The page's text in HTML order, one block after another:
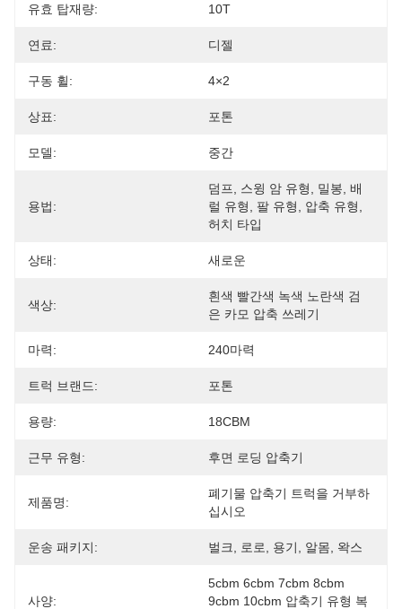
유효 탑재량: 10T
연료: 디젤
구동 휠: 4×2
상표: 포톤
모델: 중간
용법:
덤프, 스윙 암 유형, 밀봉, 배
럴 유형, 팔 유형, 압축 유형,
허치 타입
상태: 새로운
색상:
흰색 빨간색 녹색 노란색 검
은 카모 압축 쓰레기
마력: 240마력
트럭 브랜드: 포톤
용량: 18CBM
근무 유형: 후면 로딩 압축기
제품명:
폐기물 압축기 트럭을 거부하
십시오
운송 패키지: 벌크, 로로, 용기, 알몸, 왁스
사양:
5cbm 6cbm 7cbm 8cbm
9cbm 10cbm 압축기 유형 복